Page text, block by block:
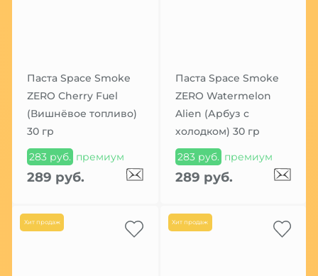
Паста Space Smoke
ZERO Cherry Fuel
(Вишнёвое топливо)
30 гр
283 руб. премиум
289 руб.
Паста Space Smoke
ZERO Watermelon
Alien (Арбуз с
холодком) 30 гр
283 руб. премиум
289 руб.
Хит продаж Хит продаж